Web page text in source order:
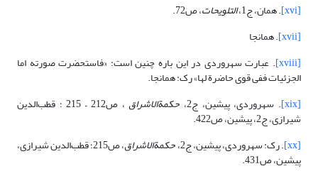
[xvi]
. همان، ج1، التلویحات، ص72.
[xvii]
. همانجا
[xviii]
. عبارت سهروردی در این باره چنین است: «فاستحضرت صورته اما
الجزئیات ففى قوى حاضرة لها» رک: همانجا.
[xix]
. سهروردی، پیشین، ج2، حکمةالاشراق ، ص212 – 215 ؛ قطب‌الدین
شیرازی، ج2، پیشین، ص422.
[xx]
. رک: سهروردی، پیشین، ج2، حکمةالاشراق ، ص215؛ قطب‌الدین شیرازی،
پیشین، ص431.